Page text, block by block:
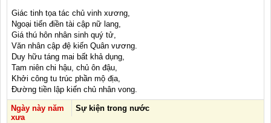
Giác tinh tọa tác chủ vinh xương,
Ngoại tiến điền tài cập nữ lang,
Giá thú hôn nhân sinh quý tử,
Văn nhân cập đệ kiến Quân vương.
Duy hữu táng mai bất khả dụng,
Tam niên chi hậu, chủ ôn đậu,
Khởi công tu trúc phần mộ địa,
Đường tiền lập kiến chủ nhân vong.
Ngày này năm
xưa
Sự kiện trong nước